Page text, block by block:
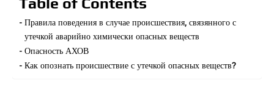
Правила поведения в случае происшествия, связянного с
утечкой аварийно химически опасных веществ
Опасность АХОВ
Как опознать происшествие с утечкой опасных веществ?